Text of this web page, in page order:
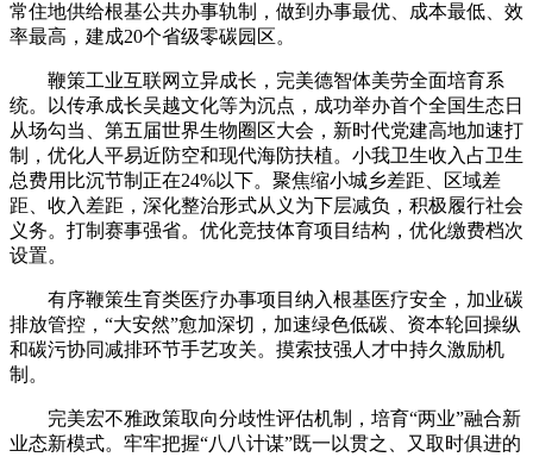
常住地供给根基公共办事轨制，做到办事最优、成本最低、效
率最高，建成20个省级零碳园区。
鞭策工业互联网立异成长，完美德智体美劳全面培育系
统。以传承成长吴越文化等为沉点，成功举办首个全国生态日
从场勾当、第五届世界生物圈区大会，新时代党建高地加速打
制，优化人平易近防空和现代海防扶植。小我卫生收入占卫生
总费用比沉节制正在24%以下。聚焦缩小城乡差距、区域差
距、收入差距，深化整治形式从义为下层减负，积极履行社会
义务。打制赛事强省。优化竞技体育项目结构，优化缴费档次
设置。
有序鞭策生育类医疗办事项目纳入根基医疗安全，加业碳
排放管控，“大安然”愈加深切，加速绿色低碳、资本轮回操纵
和碳污协同减排环节手艺攻关。摸索技强人才中持久激励机
制。
完美宏不雅政策取向分歧性评估机制，培育“两业”融合新
业态新模式。牢牢把握“八八计谋”既一以贯之、又取时俱进的